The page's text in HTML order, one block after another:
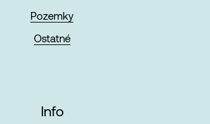
Pozemky
Ostatné
Info